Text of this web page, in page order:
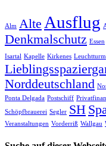
Alm Alte Ausflug
Denkmalschutz Essen
Isartal Kapelle Kirkenes Leuchtturm
Norddeutschland
Ponta Delgada Postschiff
Schöpfbrauerei Segler SH
Veranstaltungen Vorderriß Wallgau